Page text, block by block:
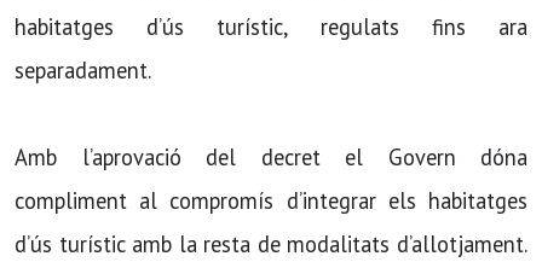
habitatges d’ús turístic, regulats fins ara
separadament.
Amb l’aprovació del decret el Govern dóna
compliment al compromís d’integrar els habitatges
d’ús turístic amb la resta de modalitats d’allotjament.